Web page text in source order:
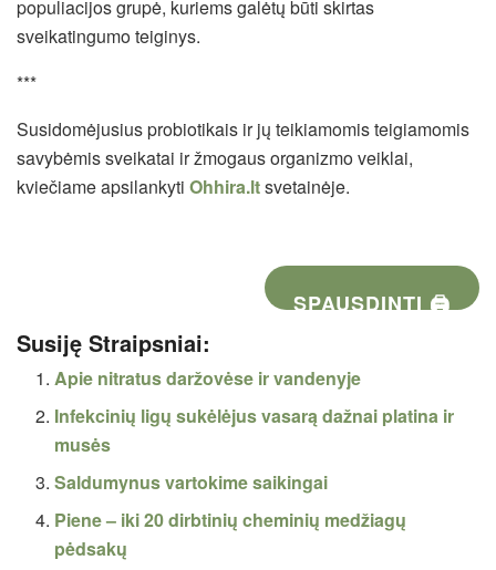
populiacijos grupė, kuriems galėtų būti skirtas
sveikatingumo teiginys.
***
Susidomėjusius probiotikais ir jų teikiamomis teigiamomis
savybėmis sveikatai ir žmogaus organizmo veiklai,
kviečiame apsilankyti Ohhira.ltsvetainėje.
SPAUSDINTI 🖨
Susiję Straipsniai:
Apie nitratus daržovėse ir vandenyje
Infekcinių ligų sukėlėjus vasarą dažnai platina ir
musės
Saldumynus vartokime saikingai
Piene – iki 20 dirbtinių cheminių medžiagų
pėdsakų